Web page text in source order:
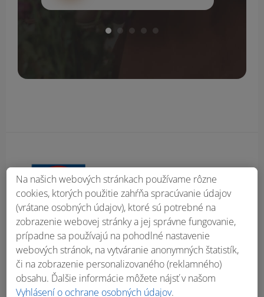
Na našich webových stránkach používame rôzne
cookies, ktorých použitie zahŕňa spracúvanie údajov
(vrátane osobných údajov), ktoré sú potrebné na
zobrazenie webovej stránky a jej správne fungovanie,
prípadne sa používajú na pohodlné nastavenie
webových stránok, na vytváranie anonymných štatistík,
či na zobrazenie personalizovaného (reklamného)
obsahu. Ďalšie informácie môžete nájsť v našom
Vyhlásení o ochrane osobných údajov.